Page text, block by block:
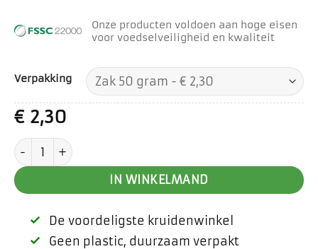
Onze producten voldoen aan hoge eisen
voor voedselveiligheid en kwaliteit
Verpakking
€2,30
Pepermunt gesneden aantal
IN WINKELMAND
De voordeligste kruidenwinkel
Geen plastic, duurzaam verpakt